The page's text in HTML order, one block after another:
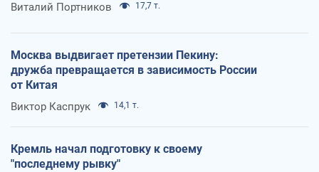
Виталий Портников 17,7 т.
Москва выдвигает претензии Пекину:
дружба превращается в зависимость России
от Китая
Виктор Каспрук 14,1 т.
Кремль начал подготовку к своему
"последнему рывку"